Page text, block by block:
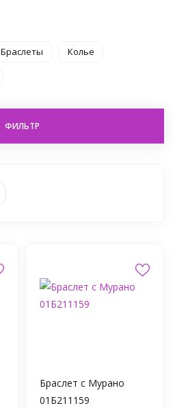
Браслеты Колье
ФИЛЬТР
Браслет с Мурано
01Б211159